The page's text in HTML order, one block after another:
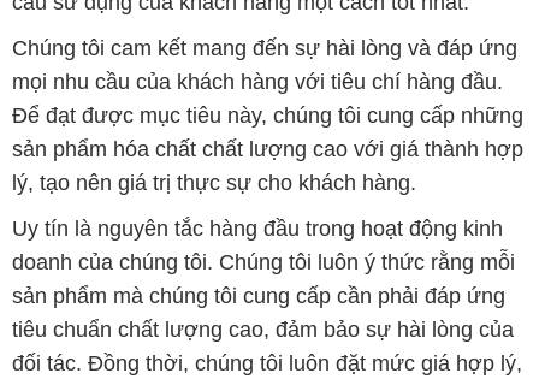
khách hàng có thể truy cập vào trang web của chúng
tôi tại địa chỉ hoachatviet.net. Chúng tôi rất mong
được phục vụ và xây dựng mối quan hệ cùng phát
triển lâu dài với quý khách hàng.
Bản quyền © 2016 hoachatviet.net
CÔNG TY XNK TM SX HÓA CHẤT ĐẮC TRƯỜNG PHÁT
Giấy chứng nhận Đăng ký Kinh doanh số 0304188681 do Sở Kế
hoạch và Đầu tư Thành phố Hồ Chí Minh cấp ngày 19-01-2017